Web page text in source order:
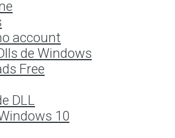
account
de Windows
Free
DLL
10